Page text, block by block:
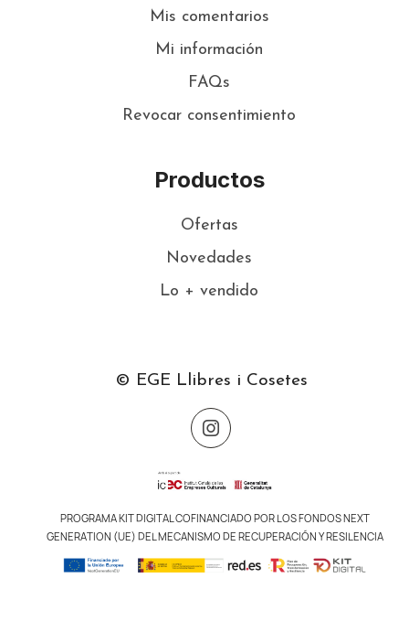
Mis comentarios
Mi información
FAQs
Revocar consentimiento
Productos
Ofertas
Novedades
Lo + vendido
© EGE Llibres i Cosetes
PROGRAMA KIT DIGITAL COFINANCIADO POR LOS FONDOS NEXT
GENERATION (UE) DEL MECANISMO DE RECUPERACIÓN Y RESILENCIA